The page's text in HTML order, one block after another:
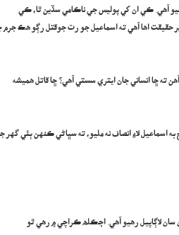
ٿيو آهي. ڪي ان کي پوليس جي ناڪامي سڏين ٿا، ڪي
حقيقت اها آهي ته اسماعيل جو رت جوقتل رڳو هڪ جرم
ته ڇا انساني جان ايتري سستي آهي؟ ڇا قاتل هميشه
لاءِ انصاف نه مليو، ته سڀاڻي ڪنهن ٻئي گهر
سان لاڳاپيل رهيو آهي. اڄڪلھ ڪراچي ۾ رهي ٿو